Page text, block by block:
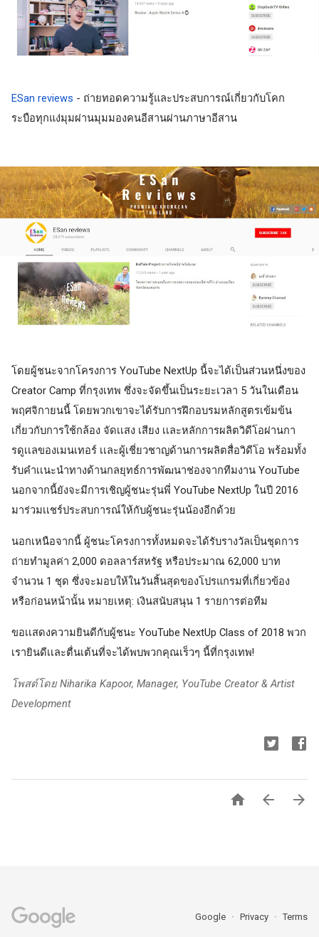
ESan reviews - ถ่ายทอดความรู้และประสบการณ์เกี่ยวกับโคก
ระบือทุกแง่มุมผ่านมุมมองคนอีสานผ่านภาษาอีสาน
โดยผู้ชนะจากโครงการ YouTube NextUp นี้จะได้เป็นส่วนหนึ่งของ
Creator Camp ที่กรุงเทพ ซึ่งจะจัดขึ้นเป็นระยะเวลา 5 วันในเดือน
พฤศจิกายนนี้ โดยพวกเขาจะได้รับการฝึกอบรมหลักสูตรเข้มข้น
เกี่ยวกับการใช้กล้อง จัดเเสง เสียง เเละหลักการผลิตวิดีโอผ่านกา
รดูเเลของเมนเทอร์ เเละผู้เชี่ยวชาญด้านการผลิตสื่อวิดีโอ พร้อมทั้ง
รับคำเเนะนำทางด้านกลยุทธ์การพัฒนาช่องจากทีมงาน YouTube
นอกจากนี้ยังจะมีการเชิญผู้ชนะรุ่นพี่ YouTube NextUp ในปี 2016
มาร่วมเเชร์ประสบการณ์ให้กับผู้ชนะรุ่นน้องอีกด้วย
นอกเหนือจากนี้ ผู้ชนะโครงการทั้งหมดจะได้รับรางวัลเป็นชุดการ
ถ่ายทำมูลค่า 2,000 ดอลลาร์สหรัฐ หรือประมาณ 62,000 บาท
จำนวน 1 ชุด ซึ่งจะมอบให้ในวันสิ้นสุดของโปรแกรมที่เกี่ยวข้อง
หรือก่อนหน้านั้น หมายเหตุ: เงินสนับสนุน 1 รายการต่อทีม
ขอเเสดงความยินดีกับผู้ชนะ YouTube NextUp Class of 2018 พวก
เรายินดีเเละตื่นเต้นที่จะได้พบพวกคุณเร็วๆ นี้ที่กรุงเทพ!
โพสต์โดย Niharika Kapoor, Manager, YouTube Creator & Artist
Development
  
Google Privacy Terms